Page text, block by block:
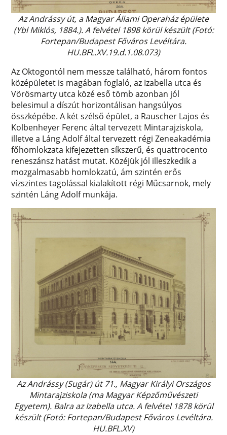
Az Andrássy út, a Magyar Állami Operaház épülete
(Ybl Miklós, 1884.). A felvétel 1898 körül készült (Fotó:
Fortepan/Budapest Főváros Levéltára.
HU.BFL.XV.19.d.1.08.073)
Az Oktogontól nem messze található, három fontos
középületet is magában foglaló, az Izabella utca és
Vörösmarty utca közé eső tömb azonban jól
belesimul a díszút horizontálisan hangsúlyos
összképébe. A két szélső épület, a Rauscher Lajos és
Kolbenheyer Ferenc által tervezett Mintarajziskola,
illetve a Láng Adolf által tervezett régi Zeneakadémia
főhomlokzata kifejezetten síkszerű, és quattrocento
reneszánsz hatást mutat. Közéjük jól illeszkedik a
mozgalmasabb homlokzatú, ám szintén erős
vízszintes tagolással kialakított régi Műcsarnok, mely
szintén Láng Adolf munkája.
Az Andrássy (Sugár) út 71., Magyar Királyi Országos
Mintarajziskola (ma Magyar Képzőművészeti
Egyetem). Balra az Izabella utca. A felvétel 1878 körül
készült (Fotó: Fortepan/Budapest Főváros Levéltára.
HU.BFL.XV)